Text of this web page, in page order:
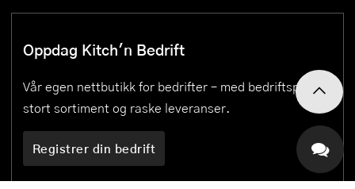
Oppdag Kitch'n Bedrift
Vår egen nettbutikk for bedrifter – med bedriftspriser,
stort sortiment og raske leveranser.
Registrer din bedrift